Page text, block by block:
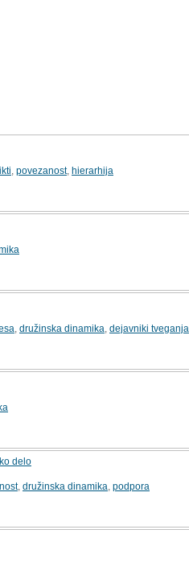
povezanost, hierarhija
družinska dinamika dejavniki tveganja
delo
, družinska dinamika podpora